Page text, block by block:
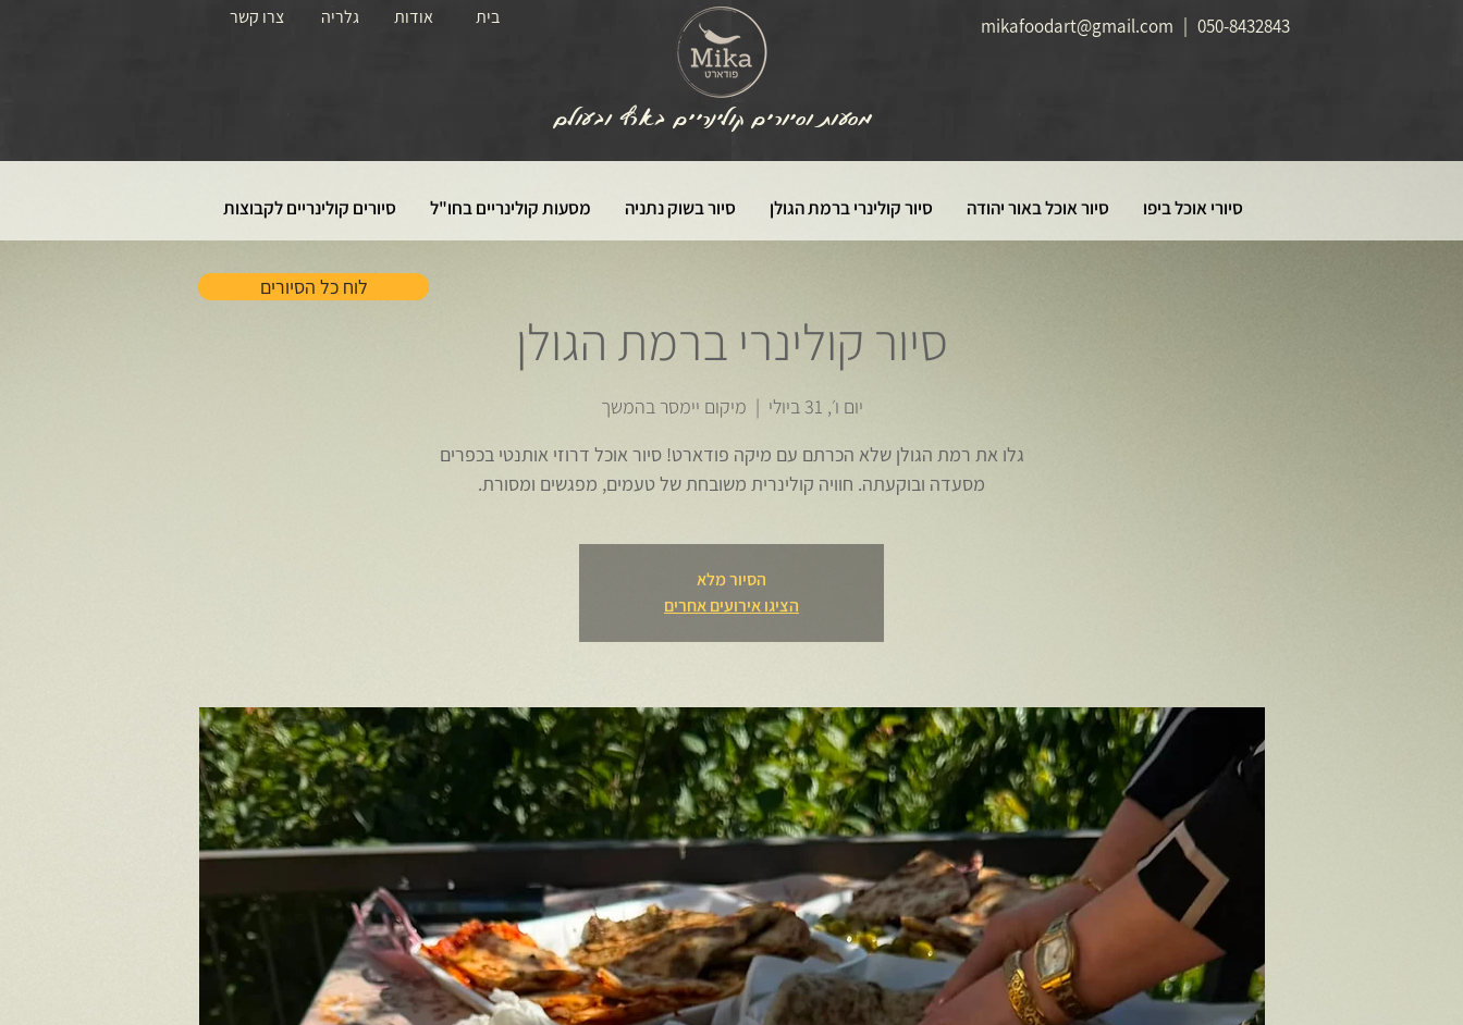
צרו קשר גלריה אודות בית 050-8432843
mikafoodart@gmail.com
מסעות וסיורים קולינריים בארץ ובעולם
סיורי אוכל ביפו סיור אוכל באור יהודה סיור קולינרי ברמת הגולן סיור בשוק נתניה מסעות קולינריים בחו"ל סיורים קולינריים לקבוצות
סיור קולינרי ברמת הגולן
יום ו׳, 31 ביולי
  |
מיקום יימסר בהמשך
גלו את רמת הגולן שלא הכרתם עם מיקה פודארט! סיור אוכל דרוזי אותנטי בכפרים
מסעדה ובוקעתה. חוויה קולינרית משובחת של טעמים, מפגשים ומסורת.
הסיור מלא
הציגו אירועים אחרים
לוח כל הסיורים